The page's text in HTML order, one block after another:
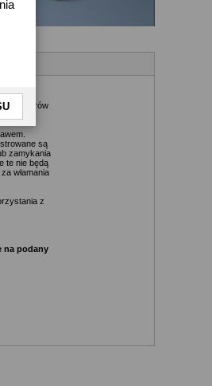
są
zamykania
te nie będą
włamania
z
na podany